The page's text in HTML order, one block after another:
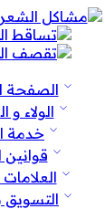
الصفحة
الولاء و
خدمة
قوانين
العلامات
التسويق